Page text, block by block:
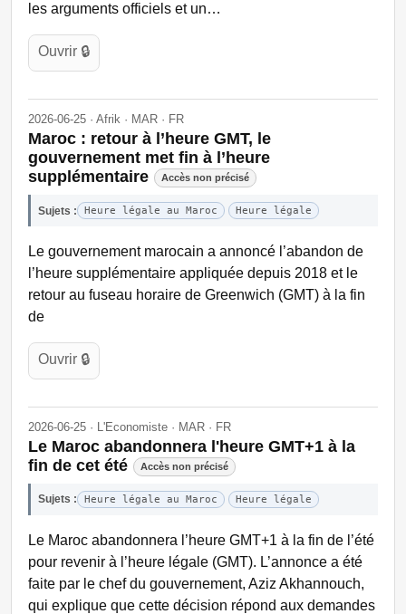
les arguments officiels et un…
Ouvrir 🔒
2026-06-25 · Afrik · MAR · FR
Maroc : retour à l’heure GMT, le
gouvernement met fin à l’heure
supplémentaire
Accès non précisé
Sujets : Heure légale au Maroc Heure légale
Le gouvernement marocain a annoncé l’abandon de
l’heure supplémentaire appliquée depuis 2018 et le
retour au fuseau horaire de Greenwich (GMT) à la fin
de
Ouvrir 🔒
2026-06-25 · L'Economiste · MAR · FR
Le Maroc abandonnera l'heure GMT+1 à la
fin de cet été
Accès non précisé
Sujets : Heure légale au Maroc Heure légale
Le Maroc abandonnera l’heure GMT+1 à la fin de l’été
pour revenir à l’heure légale (GMT). L’annonce a été
faite par le chef du gouvernement, Aziz Akhannouch,
qui explique que cette décision répond aux demandes